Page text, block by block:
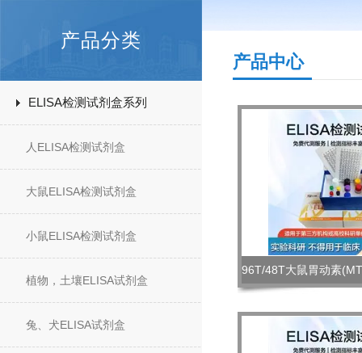
产品分类
ELISA检测试剂盒系列
人ELISA检测试剂盒
大鼠ELISA检测试剂盒
小鼠ELISA检测试剂盒
植物，土壤ELISA试剂盒
兔、犬ELISA试剂盒
产品中心